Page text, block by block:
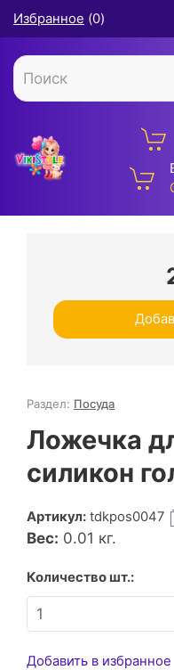
Избранное (0)
Раздел: Посуда
Ложечка
силикон
Артикул: tdkpos0047
Вес: 0.01 кг.
Количество шт.:
Добавить в избранное